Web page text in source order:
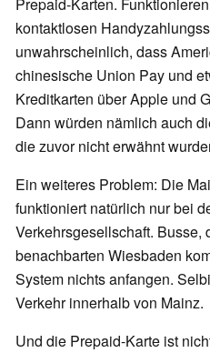
kontaktlosen
unwahrscheinlich, dass
chinesische Union Pay und
Kreditkarten über Apple und
Dann würden nämlich auch
die zuvor nicht erwähnt
Ein weiteres Problem: Die
funktioniert natürlich nur bei
Verkehrsgesellschaft. Busse,
benachbarten Wiesbaden
System nichts anfangen.
Verkehr innerhalb von Mainz.
Und die Prepaid-Karte ist